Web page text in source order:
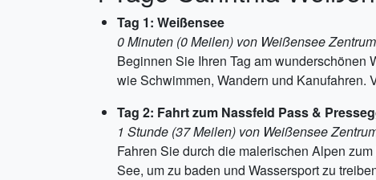
Tag 1: Weißensee
0 Minuten (0 Meilen) von Weißensee Zentrum
Beginnen Sie Ihren Tag am
wie Schwimmen, Wandern und Kanufahren.
Tag 2: Fahrt zum Nassfeld Pass &
1 Stunde (37 Meilen) von Weißensee
Fahren Sie durch die malerischen Alpen
See, um zu baden und Wassersport zu